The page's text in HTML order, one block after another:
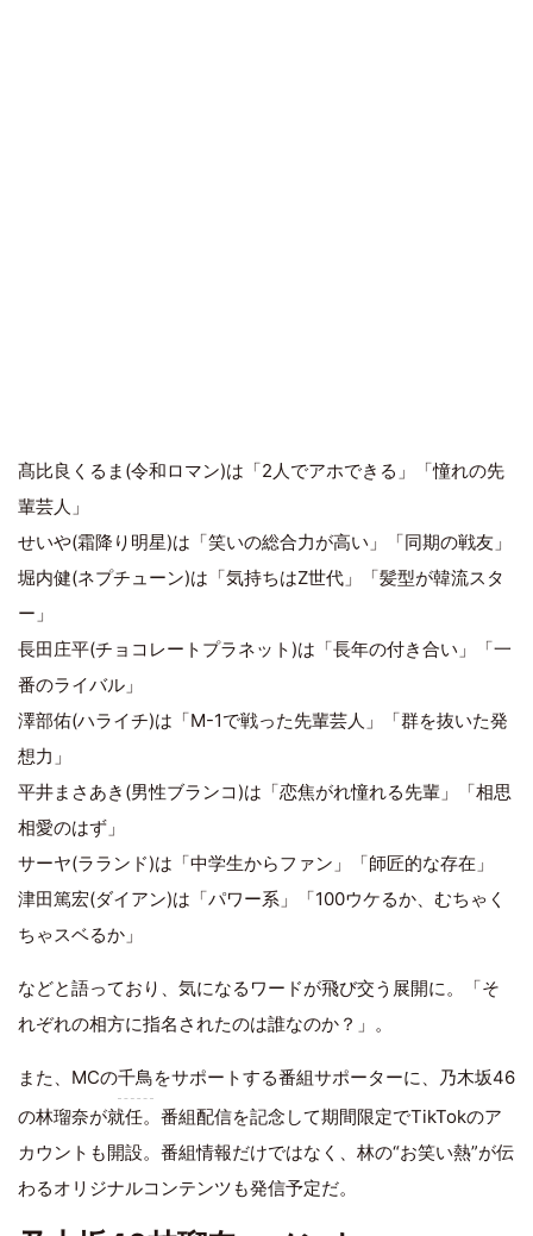
髙比良くるま(令和ロマン)は「2人でアホできる」「憧れの先
輩芸人」
せいや(霜降り明星)は「笑いの総合力が高い」「同期の戦友」
堀内健(ネプチューン)は「気持ちはZ世代」「髪型が韓流スタ
ー」
長田庄平(チョコレートプラネット)は「長年の付き合い」「一
番のライバル」
澤部佑(ハライチ)は「M-1で戦った先輩芸人」「群を抜いた発
想力」
平井まさあき(男性ブランコ)は「恋焦がれ憧れる先輩」「相思
相愛のはず」
サーヤ(ラランド)は「中学生からファン」「師匠的な存在」
津田篤宏(ダイアン)は「パワー系」「100ウケるか、むちゃく
ちゃスベるか」
などと語っており、気になるワードが飛び交う展開に。「そ
れぞれの相方に指名されたのは誰なのか？」。
また、MCの千鳥をサポートする番組サポーターに、乃木坂46
の林瑠奈が就任。番組配信を記念して期間限定でTikTokのア
カウントも開設。番組情報だけではなく、林の“お笑い熱”が伝
わるオリジナルコンテンツも発信予定だ。